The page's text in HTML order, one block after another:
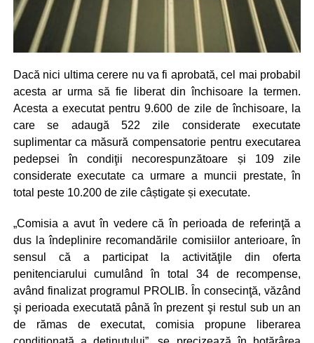
Dacă nici ultima cerere nu va fi aprobată, cel mai probabil
acesta ar urma să fie liberat din închisoare la termen.
Acesta a executat pentru 9.600 de zile de închisoare, la
care se adaugă 522 zile considerate executate
suplimentar ca măsură compensatorie pentru executarea
pedepsei în condiţii necorespunzătoare și 109 zile
considerate executate ca urmare a muncii prestate, în
total peste 10.200 de zile câștigate și executate.
„Comisia a avut în vedere că în perioada de referinţă a
dus la îndeplinire recomandările comisiilor anterioare, în
sensul că a participat la activităţile din oferta
penitenciarului cumulând în total 34 de recompense,
având finalizat programul PROLIB. În consecinţă, văzând
şi perioada executată până în prezent şi restul sub un an
de rămas de executat, comisia propune liberarea